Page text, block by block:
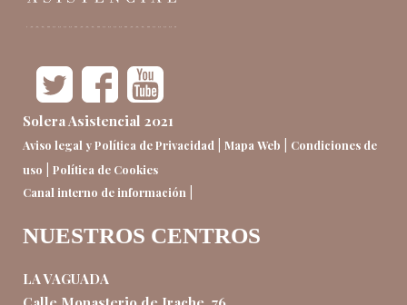
Solera Asistencial 2021
Aviso legal y Política de Privacidad | Mapa Web | Condiciones de
uso | Política de Cookies
Canal interno de información |
NUESTROS CENTROS
LA VAGUADA